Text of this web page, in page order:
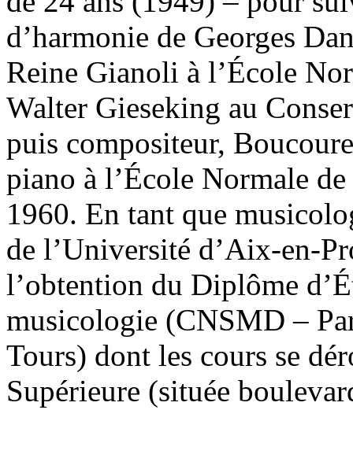
d’harmonie de Georges
Reine Gianoli à l’École
Walter Gieseking au
puis compositeur,
piano à l’École Normale
1960. En tant que
de l’Université d’Aix-en-
l’obtention du Diplôme
musicologie (CNSMD –
Tours) dont les cours se
Supérieure (située